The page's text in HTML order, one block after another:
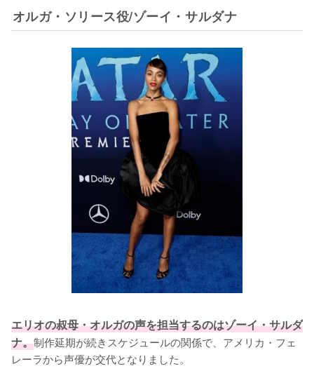
オルガ・ソリース役/ゾーイ・サルダナ
エリオの叔母・オルガの声を担当するのはゾーイ・サルダ
ナ。制作延期が続きスケジュールの関係で、アメリカ・フェ
レーラから声優が交代となりました。